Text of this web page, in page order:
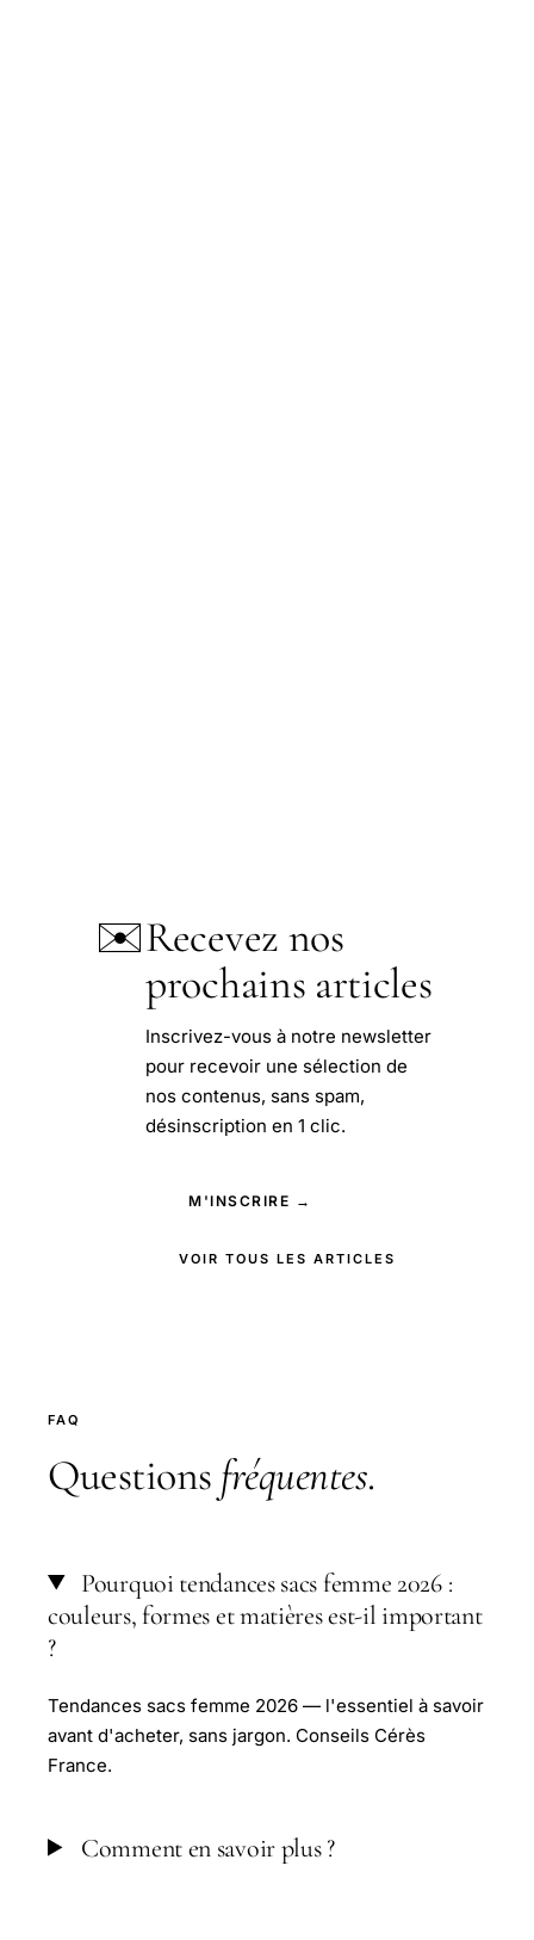
✉️Recevez nos
prochains articles
Inscrivez-vous à notre newsletter
pour recevoir une sélection de
nos contenus, sans spam,
désinscription en 1 clic.
M'INSCRIRE →
VOIR TOUS LES ARTICLES
FAQ
Questions fréquentes.
Pourquoi tendances sacs femme 2026 :
couleurs, formes et matières est-il important
?
Tendances sacs femme 2026 — l'essentiel à savoir
avant d'acheter, sans jargon. Conseils Cérès
France.
Comment en savoir plus ?